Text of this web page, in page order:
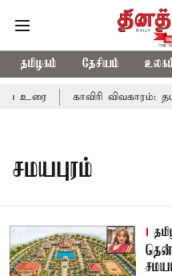
தமிழகம் தேசியம்
உரை காவிரி விவகாரம்:
சமயபுரம்